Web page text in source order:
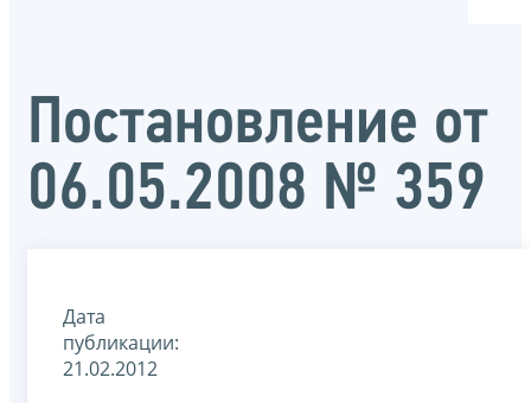
Постановление от
06.05.2008 № 359
Дата
публикации:
21.02.2012